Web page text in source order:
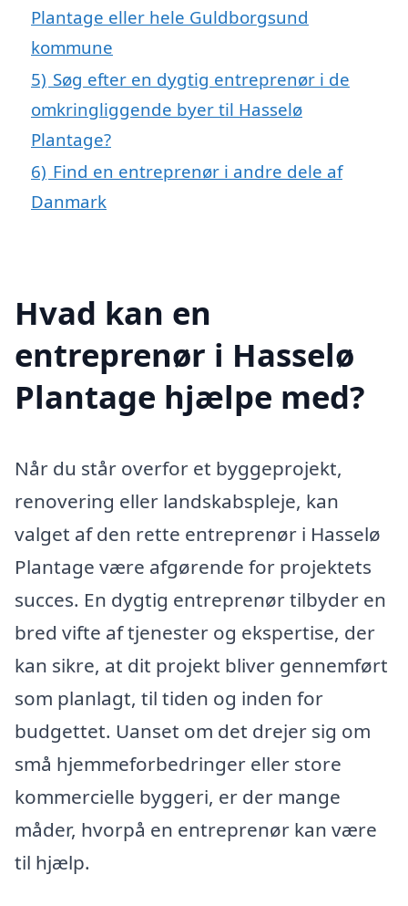
Plantage eller hele Guldborgsund
kommune
5) Søg efter en dygtig entreprenør i de
omkringliggende byer til Hasselø
Plantage?
6) Find en entreprenør i andre dele af
Danmark
Hvad kan en
entreprenør i Hasselø
Plantage hjælpe med?
Når du står overfor et byggeprojekt,
renovering eller landskabspleje, kan
valget af den rette entreprenør i Hasselø
Plantage være afgørende for projektets
succes. En dygtig entreprenør tilbyder en
bred vifte af tjenester og ekspertise, der
kan sikre, at dit projekt bliver gennemført
som planlagt, til tiden og inden for
budgettet. Uanset om det drejer sig om
små hjemmeforbedringer eller store
kommercielle byggeri, er der mange
måder, hvorpå en entreprenør kan være
til hjælp.